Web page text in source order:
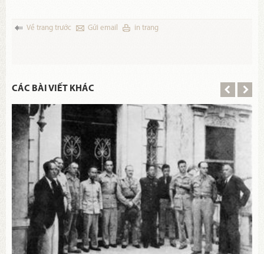
Về trang trước Gửi email in trang
CÁC BÀI VIẾT KHÁC